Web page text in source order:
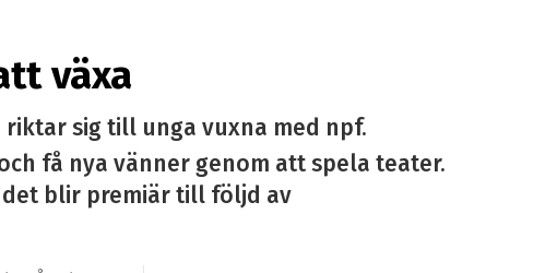
växa
sig till unga vuxna med npf.
få nya vänner genom att spela teater.
blir premiär till följd av